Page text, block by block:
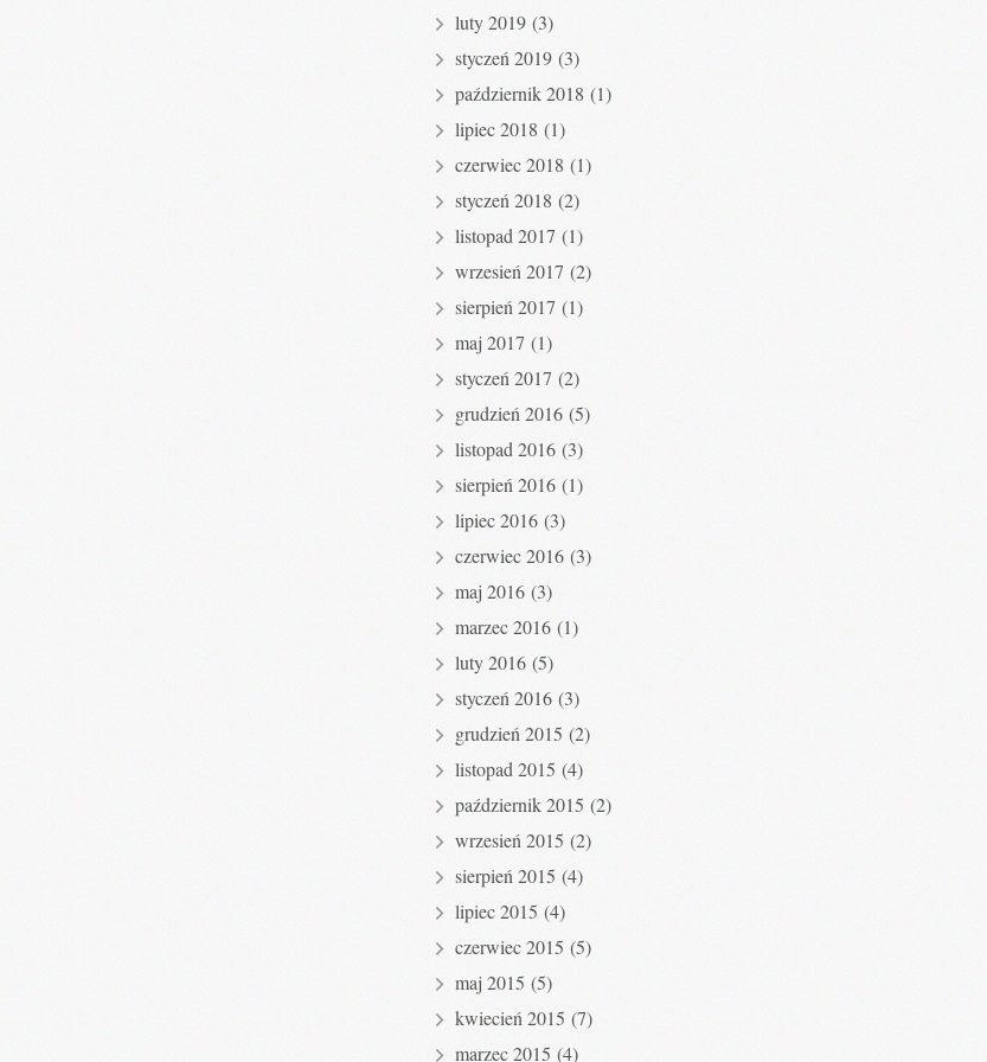
luty 2019(3)
styczeń 2019(3)
październik 2018 (1)
lipiec 2018 (1)
czerwiec 2018 (1)
styczeń 2018 (2)
listopad 2017 (1)
wrzesień 2017 (2)
sierpień 2017 (1)
maj 2017 (1)
styczeń 2017 (2)
grudzień 2016(5)
listopad 2016(3)
sierpień 2016(1)
lipiec 2016(3)
czerwiec 2016(3)
maj 2016(3)
marzec 2016(1)
luty 2016(5)
styczeń 2016(3)
grudzień 2015 (2)
listopad 2015 (4)
październik 2015 (2)
wrzesień 2015 (2)
sierpień 2015 (4)
lipiec 2015 (4)
czerwiec 2015 (5)
maj 2015 (5)
kwiecień 2015 (7)
marzec 2015 (4)